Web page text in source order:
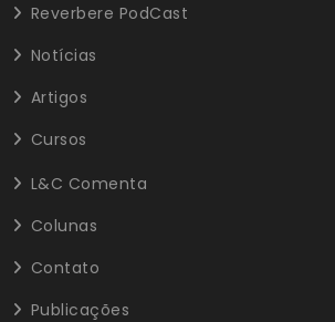
Reverbere PodCast
Notícias
Artigos
Cursos
L&C Comenta
Colunas
Contato
Publicações